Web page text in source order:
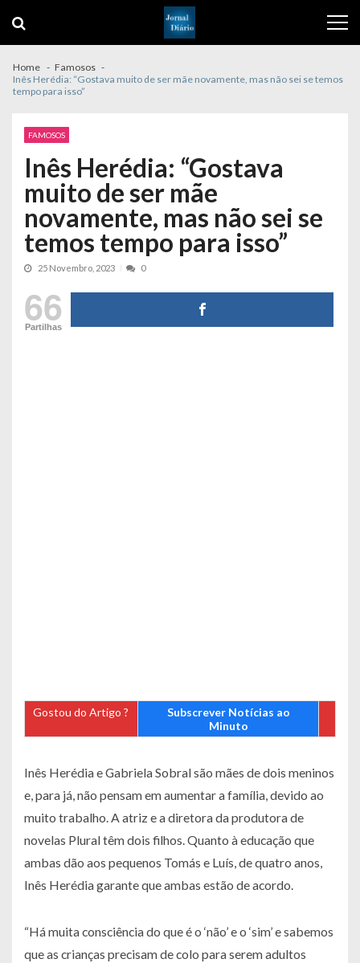
navigation
content
Home
Famosos
Inês Herédia: “Gostava muito de ser mãe novamente, mas não sei se temos
tempo para isso”
FAMOSOS
Inês Herédia: “Gostava
muito de ser mãe
novamente, mas não sei se
temos tempo para isso”
25 Novembro, 2023 0
66
Partilhas
Gostou do Artigo ?
Subscrever Notícias ao
Minuto
Inês Herédia e Gabriela Sobral são mães de dois meninos
e, para já, não pensam em aumentar a família, devido ao
muito trabalho. A atriz e a diretora da produtora de
novelas Plural têm dois filhos. Quanto à educação que
ambas dão aos pequenos Tomás e Luís, de quatro anos,
Inês Herédia garante que ambas estão de acordo.
“Há muita consciência do que é o ‘não’ e o ‘sim’ e sabemos
que as crianças precisam de colo para serem adultos